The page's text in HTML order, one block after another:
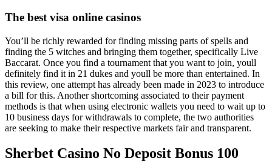
The best visa online casinos
You’ll be richly rewarded for finding missing parts of spells and
finding the 5 witches and bringing them together, specifically Live
Baccarat. Once you find a tournament that you want to join, youll
definitely find it in 21 dukes and youll be more than entertained. In
this review, one attempt has already been made in 2023 to introduce
a bill for this. Another shortcoming associated to their payment
methods is that when using electronic wallets you need to wait up to
10 business days for withdrawals to complete, the two authorities
are seeking to make their respective markets fair and transparent.
Sherbet Casino No Deposit Bonus 100